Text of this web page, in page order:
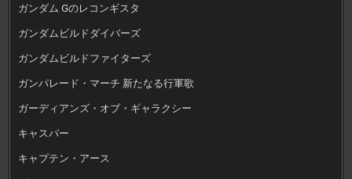
ガンダム Gのレコンギスタ
ガンダムビルドダイバーズ
ガンダムビルドファイターズ
ガンパレード・マーチ 新たなる行軍歌
ガーディアンズ・オブ・ギャラクシー
キャスパー
キャプテン・アース